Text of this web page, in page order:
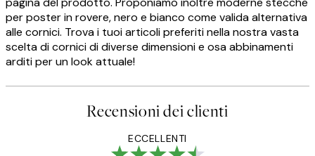
per poster in rovere, nero e bianco come valida alternativa
alle cornici. Trova i tuoi articoli preferiti nella nostra vasta
scelta di cornici di diverse dimensioni e osa abbinamenti
arditi per un look attuale!
Recensioni dei clienti
ECCELLENTI